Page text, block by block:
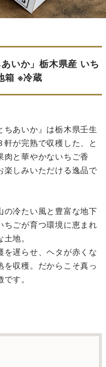
いか」栃木県産 いち
箱 ※冷蔵
あいか』は栃木県壬生
が完熟で収穫した、と
と華やかないちご香
楽しみいただける逸品で
冷たい風と豊富な地下
ごが育つ環境に恵まれ
地。
を遅らせ、ヘタが赤くな
収穫。だからこそ真っ
す。